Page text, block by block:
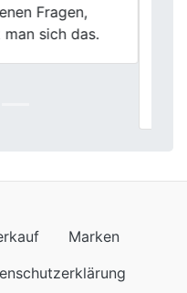
Die
und die
Marken